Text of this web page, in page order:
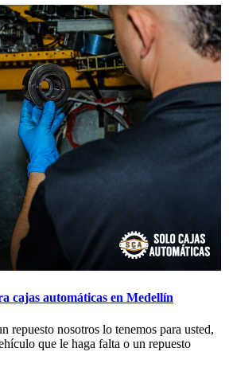
cajas automáticas en Medellín
repuesto nosotros lo tenemos para usted,
que le haga falta o un repuesto